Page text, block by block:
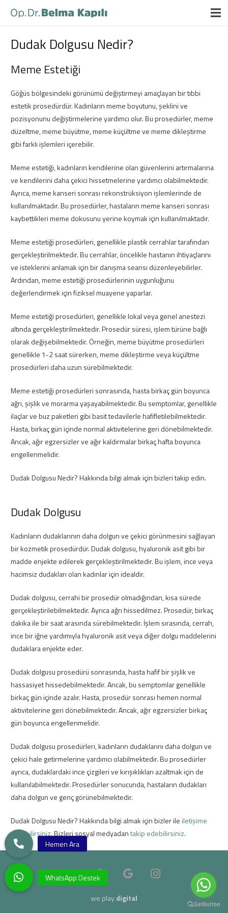
Dudak Dolgusu Nedir?
Meme Estetiği
Göğüs bölgesindeki görünümü değiştirmeyi amaçlayan bir tıbbi
estetik prosedürdür. Kadınların meme boyutunu, şeklini ve
pozisyonunu değiştirmelerine yardımcı olur. Bu prosedürler, meme
düzeltme, meme büyütme, meme küçültme ve meme dikleştirme
gibi farklı işlemleri içerebilir.
Meme estetiği, kadınların kendilerine olan güvenlerini artırmalarına
ve kendilerini daha çekici hissetmelerine yardımcı olabilmektedir.
Ayrıca, meme kanseri sonrası rekonstrüksiyon işlemlerinde de
kullanılmaktadır. Bu prosedürler, hastaların meme kanseri sonrası
kaybettikleri meme dokusunu yerine koymak için kullanılmaktadır.
Meme estetiği prosedürleri, genellikle plastik cerrahlar tarafından
gerçekleştirilmektedir. Bu cerrahlar, öncelikle hastanın ihtiyaçlarını
ve isteklerini anlamak için bir danışma seansı düzenleyebilirler.
Ardından, meme estetiği prosedürlerinin uygunluğunu
değerlendirmek için fiziksel muayene yaparlar.
Meme estetiği prosedürleri, genellikle lokal veya genel anestezi
altında gerçekleştirilmektedir. Prosedür süresi, işlem türüne bağlı
olarak değişebilmektedir. Örneğin, meme büyütme prosedürleri
genellikle 1-2 saat sürerken, meme dikleştirme veya küçültme
prosedürleri daha uzun sürebilmektedir.
Meme estetiği prosedürleri sonrasında, hasta birkaç gün boyunca
ağrı, şişlik ve morarma yaşayabilmektedir. Bu semptomlar, genellikle
ilaçlar ve buz paketleri gibi basit tedavilerle hafifletilebilmektedir.
Hasta, birkaç gün içinde normal aktivitelerine geri dönebilmektedir.
Ancak, ağır egzersizler ve ağır kaldırmalar birkaç hafta boyunca
engellenmelidir.
Dudak Dolgusu Nedir? Hakkında bilgi almak için bizleri takip edin.
Dudak Dolgusu
Kadınların dudaklarının daha dolgun ve çekici görünmesini sağlayan
bir kozmetik prosedürdür. Dudak dolgusu, hyaluronik asit gibi bir
madde enjekte edilerek gerçekleştirilmektedir. Bu işlem, ince veya
hacimsiz dudakları olan kadınlar için idealdir.
Dudak dolgusu, cerrahi bir prosedür olmadığından, kısa sürede
gerçekleştirilebilmektedir. Ayrıca ağrı hissedilmez. Prosedür, birkaç
dakika ile bir saat arasında sürebilmektedir. İşlem sırasında, cerrah,
ince bir iğne yardımıyla hyaluronik asit veya diğer dolgu maddelerini
dudaklara enjekte eder.
Dudak dolgusu prosedürü sonrasında, hasta hafif bir şişlik ve
hassasiyet hissedebilmektedir. Ancak, bu semptomlar genellikle
birkaç gün içinde azalır. Hasta, prosedür sonrası hemen normal
aktivitelerine geri dönebilmektedir. Ancak, ağır egzersizler birkaç
gün boyunca engellenmelidir.
Dudak dolgusu prosedürleri, kadınların dudaklarını daha dolgun ve
çekici hale getirmelerine yardımcı olabilmektedir. Bu prosedürler
ayrıca, dudaklardaki ince çizgileri ve kırışıklıkları azaltmak için de
kullanılabilmektedir. Prosedürler sonucunda, hastaların dudakları
daha dolgun ve genç görünebilmektedir.
Dudak Dolgusu Nedir? Hakkında bilgi almak için bizler ile iletişime
geçebilirsiniz. Bizleri sosyal medyadantakip edebilirsiniz.
we playdigital